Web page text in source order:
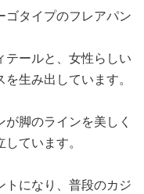
タイプのフレアパン
テールと、女性らしい
生み出しています。
脚のラインを美しく
ています。
になり、普段のカジ